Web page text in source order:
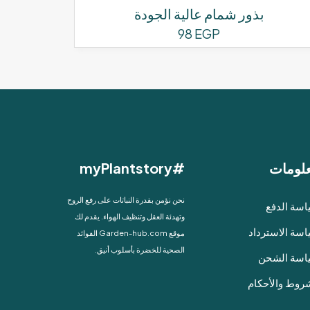
بذور شمام عالية الجودة
98 EGP
الدفع
الاسترداد
الشحن
والأحكام
#myPlantstory
نحن نؤمن بقدرة النباتات على رفع الروح
وتهدئة العقل وتنظيف الهواء. يقدم لك
موقع Garden-hub.com الفوائد
الصحية للخضرة بأسلوب أنيق.